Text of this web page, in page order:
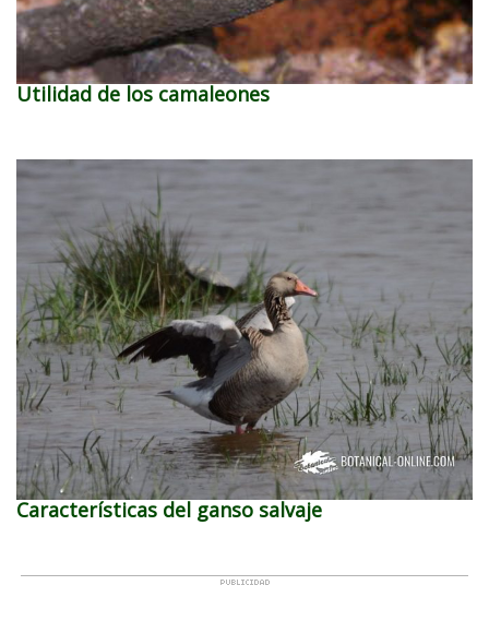
Utilidad de los camaleones
Características del ganso salvaje